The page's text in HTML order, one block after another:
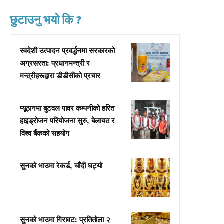
छुटाउनु भयो कि ?
स्वदेशी उत्पादन प्रवर्द्धनमा सरकारको
अग्रसरता: प्रधानमन्त्री र
मन्त्रीहरूद्वारा डीडीसीको प्रचार
प्यूठानमा बुटवल पावर कम्पनीको हरित
हाइड्रोजन परियोजना सुरु, बेलायत र
विश्व बैंकको सहयोग
सुनको भाउमा रेकर्ड, चाँदी घट्यो
सुनको भाउमा गिरावट: प्रतितोला २